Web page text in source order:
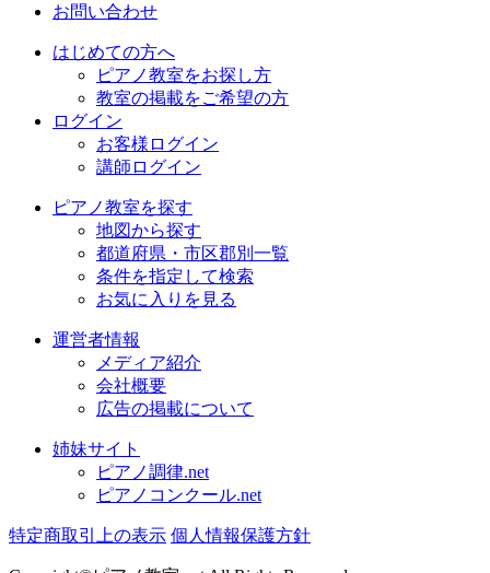
お問い合わせ
はじめての方へ
ピアノ教室をお探し方
教室の掲載をご希望の方
ログイン
お客様ログイン
講師ログイン
ピアノ教室を探す
地図から探す
都道府県・市区郡別一覧
条件を指定して検索
お気に入りを見る
運営者情報
メディア紹介
会社概要
広告の掲載について
姉妹サイト
ピアノ調律.net
ピアノコンクール.net
特定商取引上の表示 個人情報保護方針